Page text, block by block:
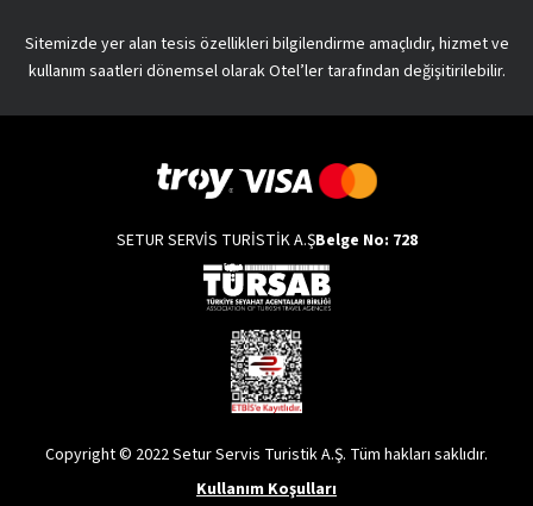
Sitemizde yer alan tesis özellikleri bilgilendirme amaçlıdır, hizmet ve
kullanım saatleri dönemsel olarak Otel’ler tarafından değişitirilebilir.
SETUR SERVİS TURİSTİK A.ŞBelge No: 728
Copyright © 2022 Setur Servis Turistik A.Ş. Tüm hakları saklıdır.
Kullanım Koşulları